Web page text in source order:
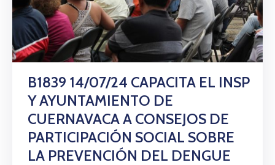
B1839 14/07/24 CAPACITA EL INSP
Y AYUNTAMIENTO DE
CUERNAVACA A CONSEJOS DE
PARTICIPACIÓN SOCIAL SOBRE
LA PREVENCIÓN DEL DENGUE